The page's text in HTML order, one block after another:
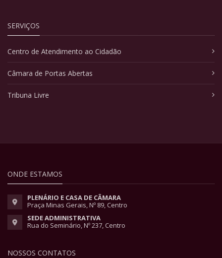
SERVIÇOS
Centro de Atendimento ao Cidadão
Câmara de Portas Abertas
Tribuna Livre
ONDE ESTAMOS
PLENÁRIO E CASA DE CÂMARA
Praça Minas Gerais, Nº 89, Centro
SEDE ADMINISTRATIVA
Rua do Seminário, Nº 237, Centro
NOSSOS CONTATOS